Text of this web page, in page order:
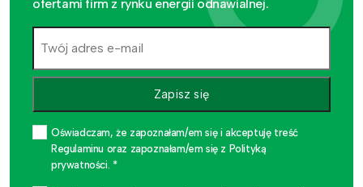
ofertami firm z rynku energii odnawialnej.
Zapisz się
Oświadczam, że zapoznałam/em się i akceptuję treść
Regulaminu oraz zapoznałam/em się z Polityką
prywatności. *